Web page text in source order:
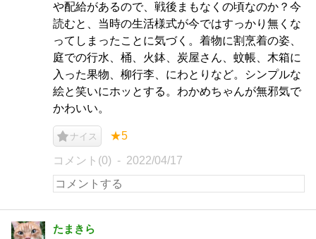
や配給があるので、戦後まもなくの頃なのか？今
読むと、当時の生活様式が今ではすっかり無くな
ってしまったことに気づく。着物に割烹着の姿、
庭での行水、桶、火鉢、炭屋さん、蚊帳、木箱に
入った果物、柳行李、にわとりなど。シンプルな
絵と笑いにホッとする。わかめちゃんが無邪気で
かわいい。
ナイス ★5
コメント(0) 2022/04/17
たまきら